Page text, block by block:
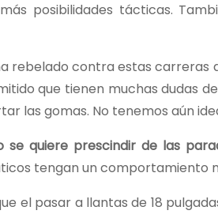
posibilidades tácticas.
rebelado contra estas carreras
que tienen muchas dudas
las gomas. No tenemos aún
se quiere prescindir de las
tengan un comportamiento
el pasar a llantas de 18